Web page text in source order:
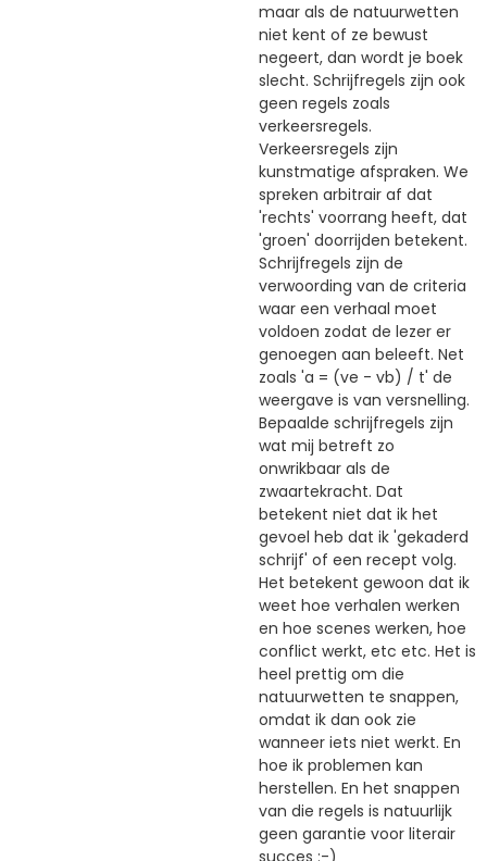
maar als de natuurwetten
niet kent of ze bewust
negeert, dan wordt je boek
slecht. Schrijfregels zijn ook
geen regels zoals
verkeersregels.
Verkeersregels zijn
kunstmatige afspraken. We
spreken arbitrair af dat
'rechts' voorrang heeft, dat
'groen' doorrijden betekent.
Schrijfregels zijn de
verwoording van de criteria
waar een verhaal moet
voldoen zodat de lezer er
genoegen aan beleeft. Net
zoals 'a = (ve - vb) / t' de
weergave is van versnelling.
Bepaalde schrijfregels zijn
wat mij betreft zo
onwrikbaar als de
zwaartekracht. Dat
betekent niet dat ik het
gevoel heb dat ik 'gekaderd
schrijf' of een recept volg.
Het betekent gewoon dat ik
weet hoe verhalen werken
en hoe scenes werken, hoe
conflict werkt, etc etc. Het is
heel prettig om die
natuurwetten te snappen,
omdat ik dan ook zie
wanneer iets niet werkt. En
hoe ik problemen kan
herstellen. En het snappen
van die regels is natuurlijk
geen garantie voor literair
succes :-)